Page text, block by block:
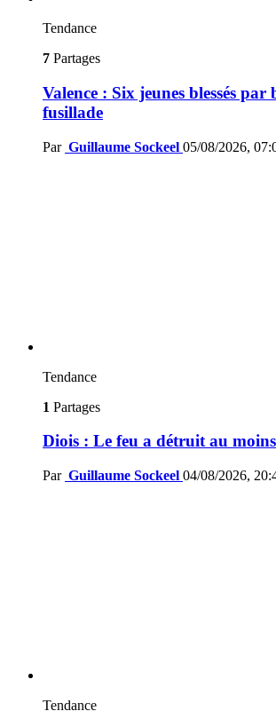
Tendance
7 Partages
Valence : Six jeunes blessés par
fusillade
Par Guillaume Sockeel 05/08/2026,
Tendance
1 Partages
Diois : Le feu a détruit au
Par Guillaume Sockeel 04/08/2026,
Tendance